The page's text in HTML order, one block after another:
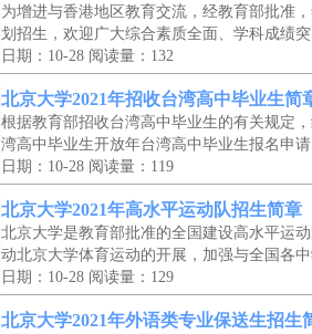
为增进与香港地区教育交流，经教育部批准
划招生，欢迎广大综合素质全面、学科成绩
日期：10-28 阅读量：132
北京大学2021年招收台湾高中毕业生简
根据教育部招收台湾高中毕业生的有关规定
湾高中毕业生开放年台湾高中毕业生报名申
日期：10-28 阅读量：119
北京大学2021年高水平运动队招生简章
北京大学是教育部批准的全国建设高水平运
动北京大学体育运动的开展，加强与全国各
日期：10-28 阅读量：129
北京大学2021年外语类专业保送生招生